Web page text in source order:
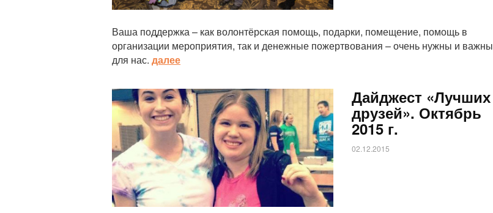
Ваша поддержка – как волонтёрская помощь, подарки, помещение, помощь в
организации мероприятия, так и денежные пожертвования – очень нужны и важны
для нас. далее
Статья Дайджест «Лучших
друзей». Октябрь
2015 г.
02.12.2015